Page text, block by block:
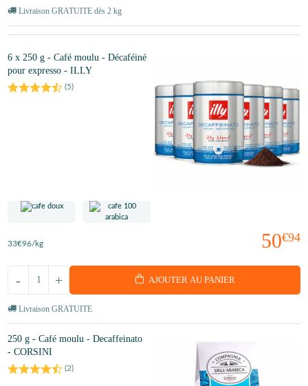
Livraison GRATUITE dès 2 kg
6 x 250 g - Café moulu - Décaféiné
pour expresso - ILLY
(5)
50€94
33€96/kg
+
- AJOUTER AU PANIER
Livraison GRATUITE
250 g - Café moulu - Decaffeinato
- CORSINI
(2)